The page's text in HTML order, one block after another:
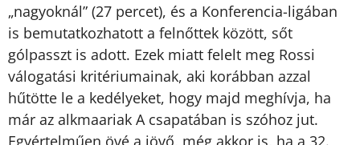
„nagyoknál” (27 percet), és a Konferencia-ligában
is bemutatkozhatott a felnőttek között, sőt
gólpasszt is adott. Ezek miatt felelt meg Rossi
válogatási kritériumainak, aki korábban azzal
hűtötte le a kedélyeket, hogy majd meghívja, ha
már az alkmaariak A csapatában is szóhoz jut.
Egyértelműen övé a jövő, még akkor is, ha a 32.